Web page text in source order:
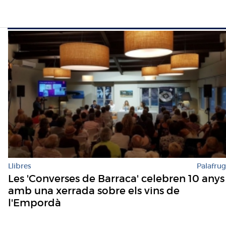
Llibres
Les 'Converses de Barraca' celebren 10 anys
amb una xerrada sobre els vins de
l'Empordà